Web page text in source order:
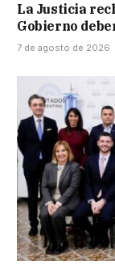
La Justicia
Gobierno
7 de agosto de 2026